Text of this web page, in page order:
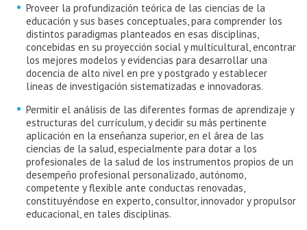
Proveer la profundización teórica de las ciencias de la
educación y sus bases conceptuales, para comprender los
distintos paradigmas planteados en esas disciplinas,
concebidas en su proyección social y multicultural, encontrar
los mejores modelos y evidencias para desarrollar una
docencia de alto nivel en pre y postgrado y establecer
líneas de investigación sistematizadas e innovadoras.
Permitir el análisis de las diferentes formas de aprendizaje y
estructuras del currículum, y decidir su más pertinente
aplicación en la enseñanza superior, en el área de las
ciencias de la salud, especialmente para dotar a los
profesionales de la salud de los instrumentos propios de un
desempeño profesional personalizado, autónomo,
competente y flexible ante conductas renovadas,
constituyéndose en experto, consultor, innovador y propulsor
educacional, en tales disciplinas.